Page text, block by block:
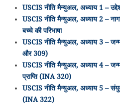
USCIS नीति मैन्युअल, अध्याय 1 –
USCIS नीति मैन्युअल, अध्याय 2 –
बच्चे की परिभाषा
USCIS नीति मैन्युअल, अध्याय 3 –
और 309)
USCIS नीति मैन्युअल, अध्याय 4 –
प्राप्ति (INA 320)
USCIS नीति मैन्युअल, अध्याय 5 –
(INA 322)